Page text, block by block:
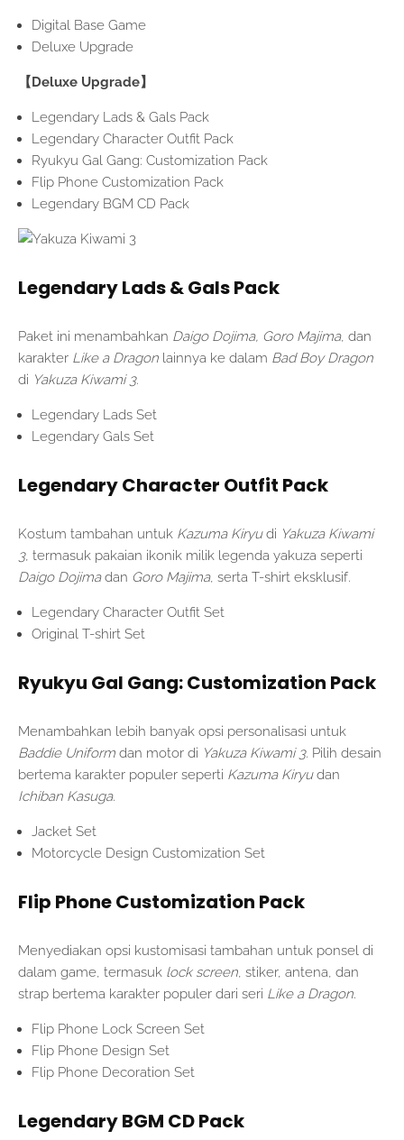
Digital Base Game
Deluxe Upgrade
【Deluxe Upgrade】
Legendary Lads & Gals Pack
Legendary Character Outfit Pack
Ryukyu Gal Gang: Customization Pack
Flip Phone Customization Pack
Legendary BGM CD Pack
Legendary Lads & Gals Pack
Paket ini menambahkan Daigo Dojima, Goro Majima, dan
karakter Like a Dragon lainnya ke dalam Bad Boy Dragon
di Yakuza Kiwami 3.
Legendary Lads Set
Legendary Gals Set
Legendary Character Outfit Pack
Kostum tambahan untuk Kazuma Kiryudi Yakuza Kiwami
3, termasuk pakaian ikonik milik legenda yakuza seperti
Daigo Dojimadan Goro Majima, serta T-shirt eksklusif.
Legendary Character Outfit Set
Original T-shirt Set
Ryukyu Gal Gang: Customization Pack
Menambahkan lebih banyak opsi personalisasi untuk
Baddie Uniform dan motor di Yakuza Kiwami 3. Pilih desain
bertema karakter populer seperti Kazuma Kiryudan
Ichiban Kasuga.
Jacket Set
Motorcycle Design Customization Set
Flip Phone Customization Pack
Menyediakan opsi kustomisasi tambahan untuk ponsel di
dalam game, termasuk lock screen, stiker, antena, dan
strap bertema karakter populer dari seri Like a Dragon.
Flip Phone Lock Screen Set
Flip Phone Design Set
Flip Phone Decoration Set
Legendary BGM CD Pack